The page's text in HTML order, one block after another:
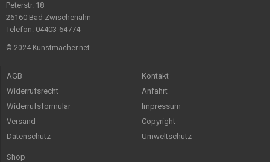
Peterstr. 18
26160 Bad Zwischenahn
Telefon: 04403-64774
© 2024 Kunstmacher.net
AGB
Widerrufsrecht
Widerrufsformular
Versand
Datenschutz
Kontakt
Anfahrt
Impressum
Copyright
Umweltschutz
Shop